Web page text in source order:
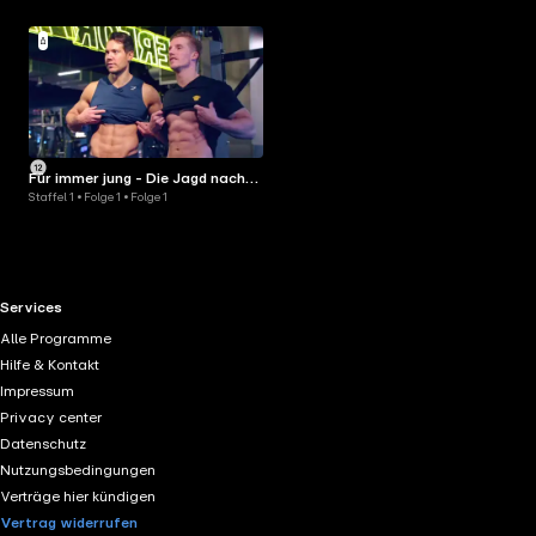
Für immer jung - Die Jagd nach
dem perfekten Körper
Staffel 1 • Folge 1 • Folge 1
RTL+ useful links.
Services
Alle Programme
Hilfe & Kontakt
Impressum
Privacy center
Datenschutz
Nutzungsbedingungen
Verträge hier kündigen
Vertrag widerrufen